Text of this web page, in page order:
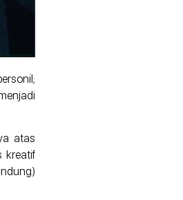
atas
kreatif